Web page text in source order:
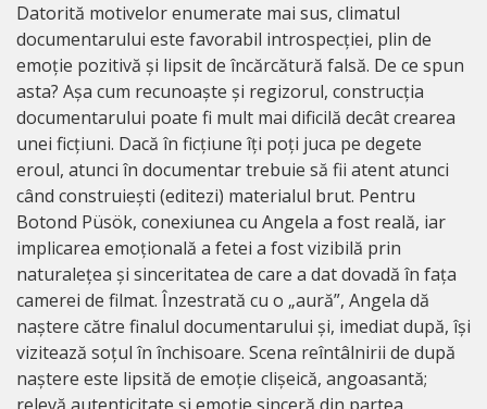
Datorită motivelor enumerate mai sus, climatul
documentarului este favorabil introspecției, plin de
emoție pozitivă și lipsit de încărcătură falsă. De ce spun
asta? Așa cum recunoaște și regizorul, construcția
documentarului poate fi mult mai dificilă decât crearea
unei ficțiuni. Dacă în ficțiune îți poți juca pe degete
eroul, atunci în documentar trebuie să fii atent atunci
când construiești (editezi) materialul brut. Pentru
Botond Püsök, conexiunea cu Angela a fost reală, iar
implicarea emoțională a fetei a fost vizibilă prin
naturalețea și sinceritatea de care a dat dovadă în fața
camerei de filmat. Înzestrată cu o „aură”, Angela dă
naștere către finalul documentarului și, imediat după, își
vizitează soțul în închisoare. Scena reîntâlnirii de după
naștere este lipsită de emoție clișeică, angoasantă;